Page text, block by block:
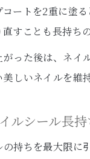
ートを2重に塗
すことも長持ち
った後は、ネ
しいネイルを維
ルシール長
持ちを最大限に